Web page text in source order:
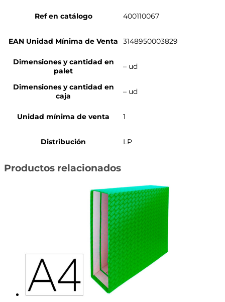
Ref en catálogo 400110067
EAN Unidad Mínima de Venta 3148950003829
Dimensiones y cantidad en
palet
– ud
Dimensiones y cantidad en
caja
– ud
Unidad mínima de venta 1
Distribución LP
Productos relacionados